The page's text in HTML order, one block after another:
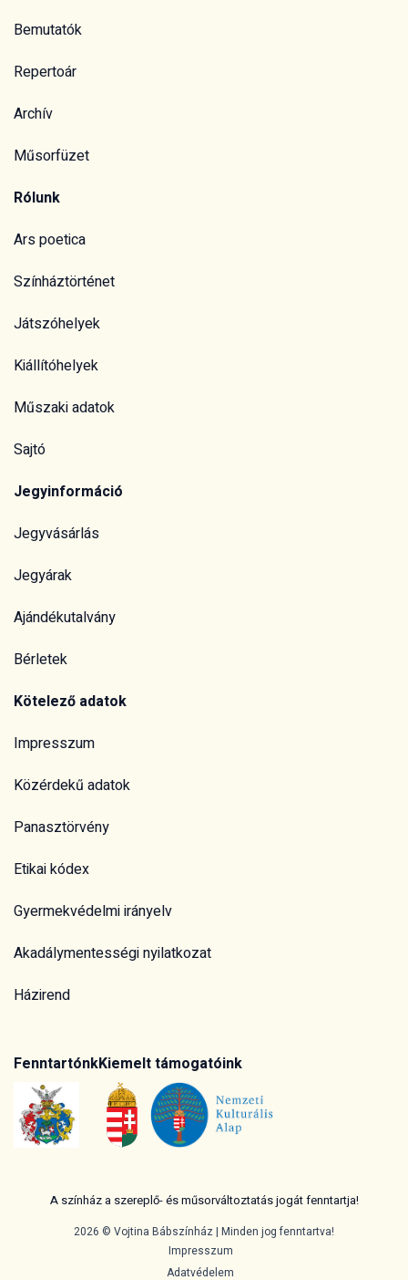
Bemutatók
Repertoár
Archív
Műsorfüzet
Rólunk
Ars poetica
Színháztörténet
Játszóhelyek
Kiállítóhelyek
Műszaki adatok
Sajtó
Jegyinformáció
Jegyvásárlás
Jegyárak
Ajándékutalvány
Bérletek
Kötelező adatok
Impresszum
Közérdekű adatok
Panasztörvény
Etikai kódex
Gyermekvédelmi irányelv
Akadálymentességi nyilatkozat
Házirend
FenntartónkKiemelt támogatóink
A színház a szereplő- és műsorváltoztatás jogát fenntartja!
2026 © Vojtina Bábszínház | Minden jog fenntartva!
Impresszum
Adatvédelem